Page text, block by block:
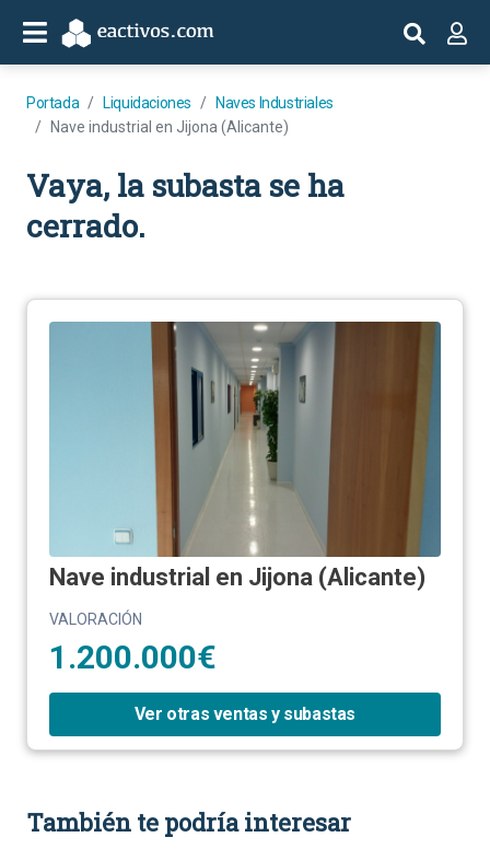
Portada Liquidaciones
Naves Industriales
Nave industrial en Jijona (Alicante)
Vaya, la subasta se ha
cerrado.
Nave industrial en Jijona (Alicante)
VALORACIÓN
1.200.000€
Ver otras ventas y subastas
También te podría interesar